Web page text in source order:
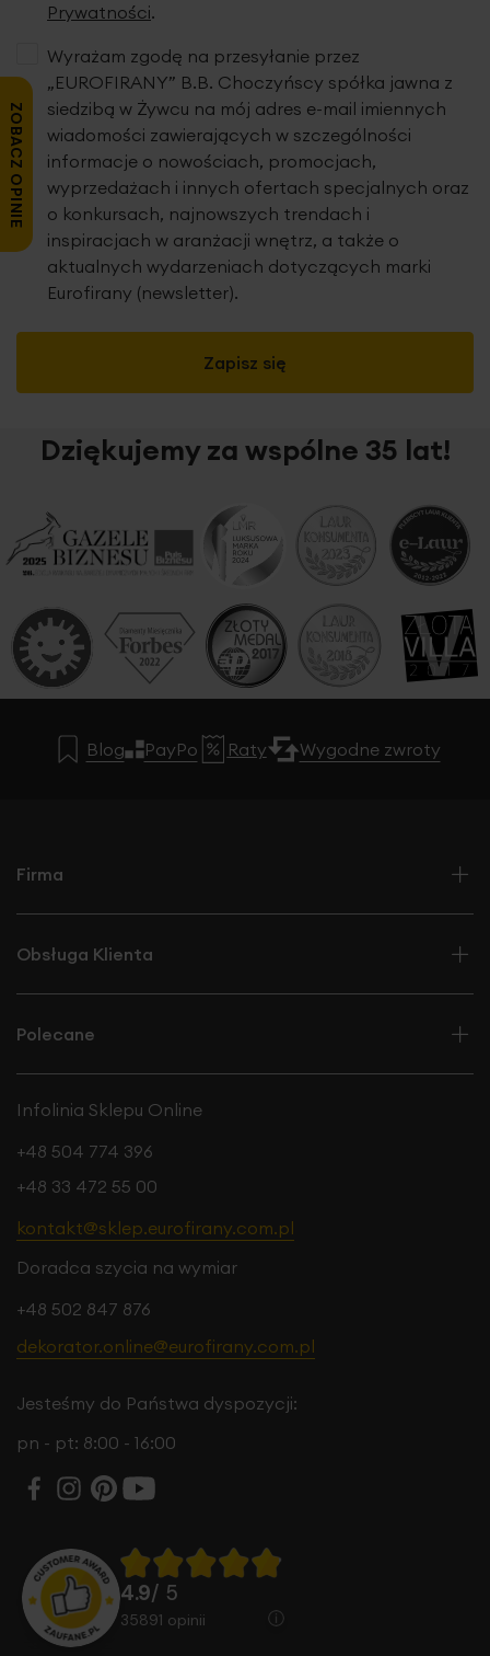
Prywatności.
Zapisz się
Wyrażam zgodę na przesyłanie przez
„EUROFIRANY” B.B. Choczyńscy spółka jawna z
siedzibą w Żywcu na mój adres e-mail imiennych
wiadomości zawierających w szczególności
informacje o nowościach, promocjach,
wyprzedażach i innych ofertach specjalnych oraz
o konkursach, najnowszych trendach i
inspiracjach w aranżacji wnętrz, a także o
aktualnych wydarzeniach dotyczących marki
Eurofirany (newsletter).
Dziękujemy za wspólne 35 lat!
Blog PayPo Raty Wygodne zwroty
Firma
Obsługa Klienta
Polecane
Infolinia Sklepu Online
+48 504 774 396
+48 33 472 55 00
kontakt@sklep.eurofirany.com.pl
Doradca szycia na wymiar
+48 502 847 876
dekorator.online@eurofirany.com.pl
Jesteśmy do Państwa dyspozycji:
pn - pt: 8:00 - 16:00
4.9/ 5
35891 opinii
ZOBACZ OPINIE